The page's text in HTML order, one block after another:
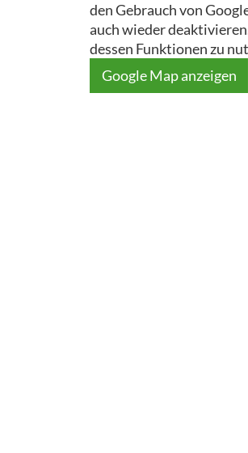
den Gebrauch von
auch wieder
dessen Funktionen zu
Google Map anzeigen